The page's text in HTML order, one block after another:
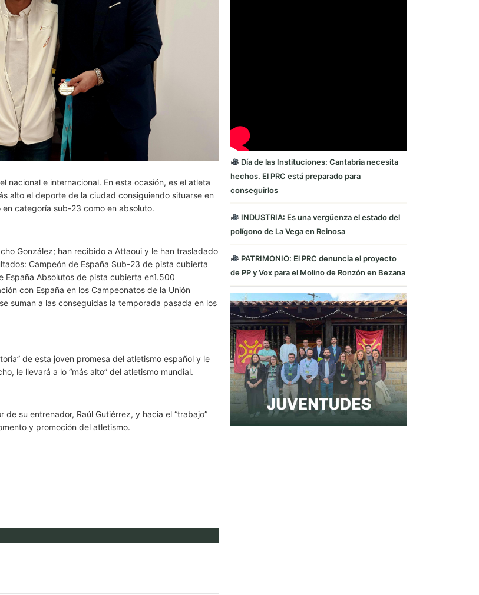
nacional e internacional. En esta ocasión, es el atleta
alto el deporte de la ciudad consiguiendo situarse en
categoría sub-23 como en absoluto.
González; han recibido a Attaoui y le han trasladado
Campeón de España Sub-23 de pista cubierta
Absolutos de pista cubierta en1.500
con España en los Campeonatos de la Unión
suman a las conseguidas la temporada pasada en los
de esta joven promesa del atletismo español y le
le llevará a lo “más alto” del atletismo mundial.
su entrenador, Raúl Gutiérrez, y hacia el “trabajo”
y promoción del atletismo.
Día de las Instituciones: Cantabria necesita
hechos. El PRC está preparado para
conseguirlos
INDUSTRIA: Es una vergüenza el estado del
polígono de La Vega en Reinosa
PATRIMONIO: El PRC denuncia el proyecto
de PP y Vox para el Molino de Ronzón en Bezana